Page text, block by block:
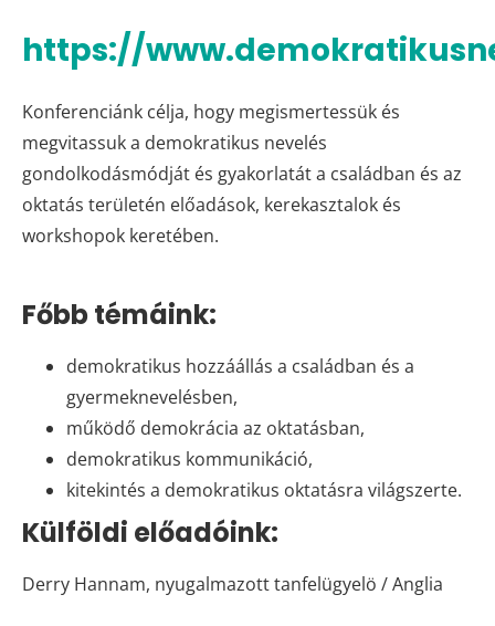
https://
Konferenciánk célja, hogy megismertessük és
megvitassuk a demokratikus nevelés
gondolkodásmódját és gyakorlatát a családban és az
oktatás területén előadások, kerekasztalok és
workshopok keretében.
Főbb témáink:
demokratikus hozzáállás a családban és a
gyermeknevelésben,
működő demokrácia az oktatásban,
demokratikus kommunikáció,
kitekintés a demokratikus oktatásra világszerte.
Külföldi előadóink:
Derry Hannam, nyugalmazott tanfelügyelö / Anglia